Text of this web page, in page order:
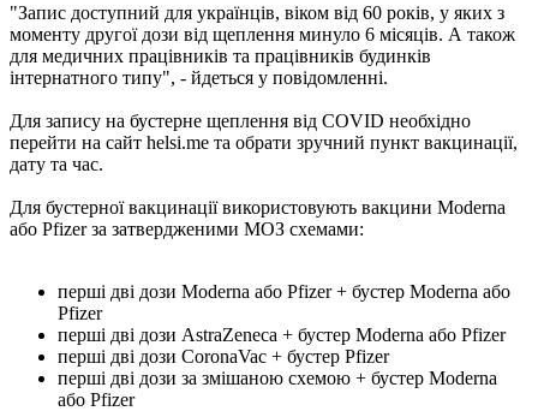
"Запис доступний для українців, віком від 60 років, у яких з
моменту другої дози від щеплення минуло 6 місяців. А також
для медичних працівників та працівників будинків
інтернатного типу", - йдеться у повідомленні.
Для запису на бустерне щеплення від COVID необхідно
перейти на сайт helsi.me та обрати зручний пункт вакцинації,
дату та час.
Для бустерної вакцинації використовують вакцини Moderna
або Pfizer за затвердженими МОЗ схемами:
перші дві дози Moderna або Pfizer + бустер Moderna або
Pfizer
перші дві дози AstraZeneca + бустер Moderna або Pfizer
перші дві дози CoronaVac + бустер Pfizer
перші дві дози за змішаною схемою + бустер Moderna
або Pfizer